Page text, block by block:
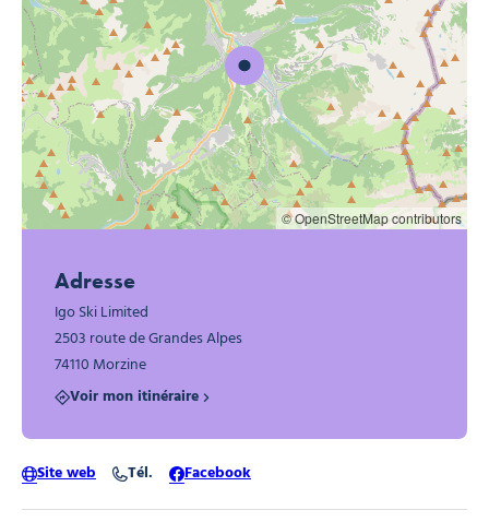
© OpenStreetMap contributors
Adresse
Igo Ski Limited
2503 route de Grandes Alpes
74110 Morzine
Voir mon itinéraire
Site web Tél. Facebook